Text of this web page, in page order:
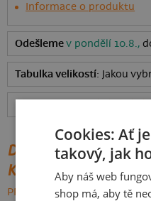
Informace o produktu
Odešlemev pondělí 10.8.,
Tabulka velikostí: Jakou
DALŠÍ POTISKY ZE
KATEGORIE
PROCHÁZET VŠE:
Cookies: Ať
takový, jak
Aby náš web
shop má, aby tě